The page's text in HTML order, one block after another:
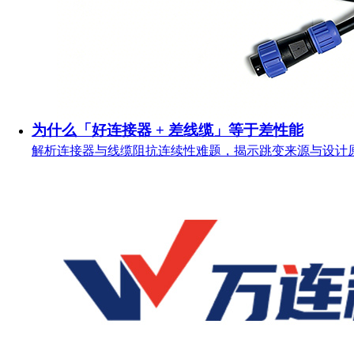
为什么「好连接器 + 差线缆」等于差性能
解析连接器与线缆阻抗连续性难题，揭示跳变来源与设计